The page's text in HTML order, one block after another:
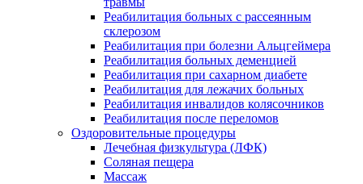
Реабилитация больных с рассеянным
склерозом
Реабилитация при болезни Альцгеймера
Реабилитация больных деменцией
Реабилитация при сахарном диабете
Реабилитация для лежачих больных
Реабилитация инвалидов колясочников
Реабилитация после переломов
Оздоровительные процедуры
Лечебная физкультура (ЛФК)
Соляная пещера
Массаж